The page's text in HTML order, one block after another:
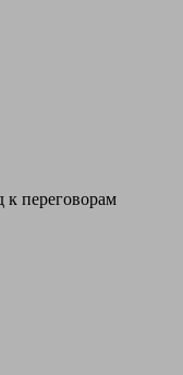
к переговорам